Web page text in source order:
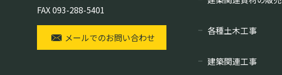
FAX 093-288-5401
メールでのお問い合わせ
各種土木工事
建築関連工事